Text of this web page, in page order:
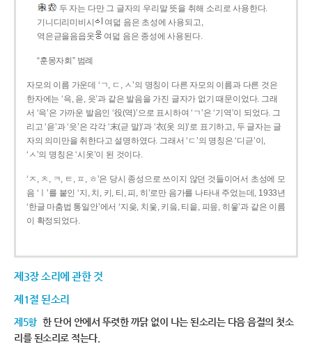
두 자는 다만 그 글자의 우리말 뜻을 취해 소리로 사용한다.
기니디리미비시
여덟 음은 초성에 사용되고,
역은귿을음읍옷
여덟 음은 종성에 사용된다.
“훈몽자회” 범례
자모의 이름 가운데 ‘ㄱ, ㄷ, ㅅ’의 명칭이 다른 자모의 이름과 다른 것은
한자에는 ‘윽, 읃, 읏’과 같은 발음을 가진 글자가 없기 때문이었다. 그래
서 ‘윽’은 가까운 발음인 ‘役(역)’으로 표시하여 ‘ㄱ’은 ‘기역’이 되었다. 그
리고 ‘읃’과 ‘읏’은 각각 ‘末(귿 말)’과 ‘衣(옷 의)’로 표기하고, 두 글자는 글
자의 의미만을 취한다고 설명하였다. 그래서 ‘ㄷ’의 명칭은 ‘디귿’이,
‘ㅅ’의 명칭은 ‘시옷’이 된 것이다.
‘ㅈ, ㅊ, ㅋ, ㅌ, ㅍ, ㅎ’은 당시 종성으로 쓰이지 않던 것들이어서 초성에 모
음 ‘ㅣ’를 붙인 ‘지, 치, 키, 티, 피, 히’로만 음가를 나타내 주었는데, 1933년
‘한글 마춤법 통일안’에서 ‘지읒, 치읓, 키읔, 티읕, 피읖, 히읗’과 같은 이름
이 확정되었다.
제3장 소리에 관한 것
제1절 된소리
제5항 한 단어 안에서 뚜렷한 까닭 없이 나는 된소리는 다음 음절의 첫소
리를 된소리로 적는다.